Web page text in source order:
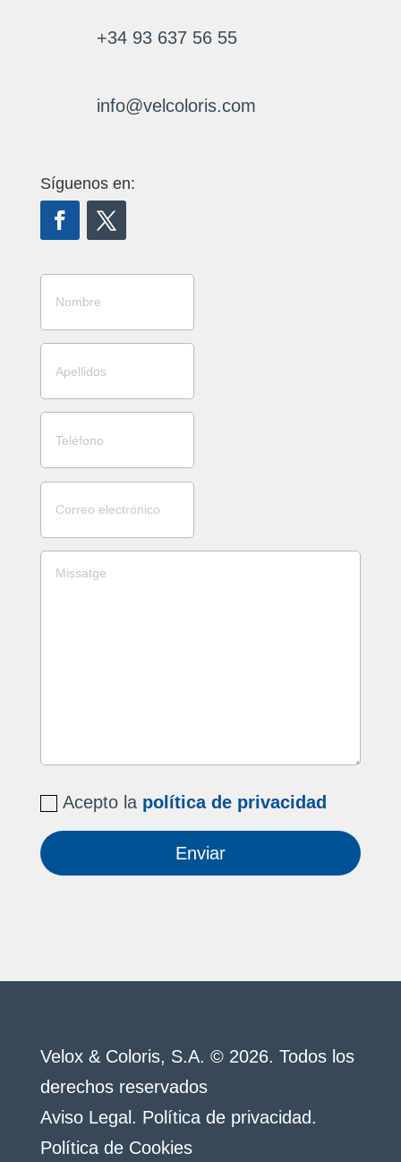
+34 93 637 56 55
info@velcoloris.com
Síguenos en:
Acepto la política de privacidad
Enviar
Velox & Coloris, S.A. © 2026. Todos los
derechos reservados
Aviso Legal. Política de privacidad.
Política de Cookies